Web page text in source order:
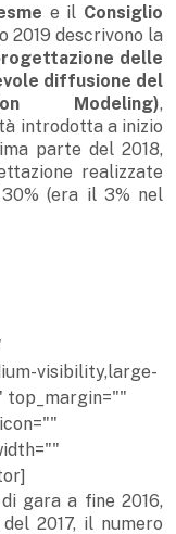
e il Consiglio
2019 descrivono la
delle
diffusione del
Modeling),
introdotta a inizio
parte del 2018,
realizzate
(era il 3% nel
visibility,large-
top_margin=""
gara a fine 2016,
2017, il numero